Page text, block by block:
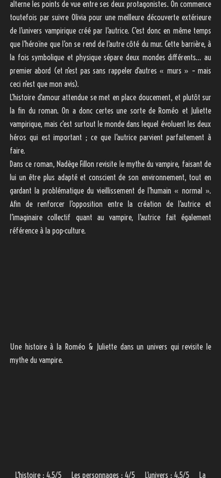
alterne les points de vue entre ses deux protagonistes. On commence
toutefois par suivre Olivia pour une meilleure découverte extérieure
de l’univers vampirique créé par l’autrice. C’est donc en même temps
que l’héroïne que l’on se rend de l’autre côté du mur. Cette barrière, à
la fois symbolique et physique sépare deux mondes différents… au
premier abord (et n’est pas sans rappeler d’autres « murs » – mais
ceci n’est que mon avis).
L’histoire d’amour attendue se met en place doucement, et plutôt sur
la fin du roman. On a donc certes une sorte de Roméo et Juliette
vampirique, mais c’est surtout le monde dans lequel évoluent les deux
héros qui est important ; ce que l’autrice parvient parfaitement à
faire.
Dans ce roman, Nadège Fillon revisite le mythe du vampire, faisant de
lui un être plus adapté et conscient de son environnement, tout en
gardant la problématique du vieillissement de l’humain « normal ».
Afin de renforcer l’opposition entre la création de l’autrice et
l’imaginaire collectif quant au vampire, l’autrice fait également
référence à la pop-culture.
Une histoire à la Roméo & Juliette dans un univers qui revisite le
mythe du vampire.
L’histoire : 4,5/5 Les personnages : 4/5 L’univers : 4,5/5 La